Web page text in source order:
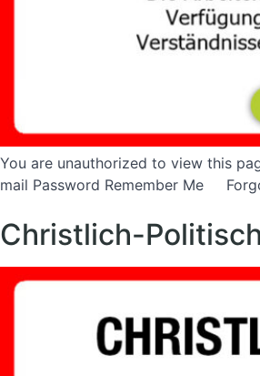
You are unauthorized to view this
mail Password Remember Me
Christlich-